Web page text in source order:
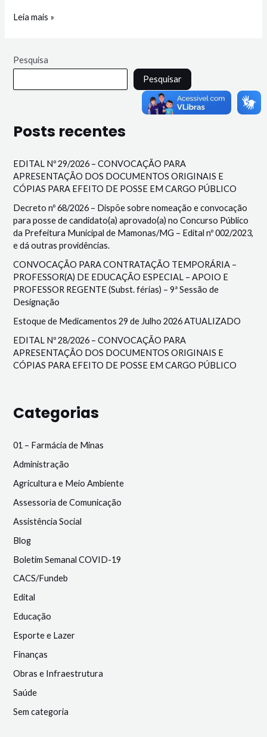
Leia mais »
Pesquisa
Pesquisar
Posts recentes
EDITAL Nº 29/2026 – CONVOCAÇÃO PARA
APRESENTAÇÃO DOS DOCUMENTOS ORIGINAIS E
CÓPIAS PARA EFEITO DE POSSE EM CARGO PÚBLICO
Decreto nº 68/2026 – Dispõe sobre nomeação e convocação
para posse de candidato(a) aprovado(a) no Concurso Público
da Prefeitura Municipal de Mamonas/MG – Edital nº 002/2023,
e dá outras providências.
CONVOCAÇÃO PARA CONTRATAÇÃO TEMPORÁRIA –
PROFESSOR(A) DE EDUCAÇÃO ESPECIAL – APOIO E
PROFESSOR REGENTE (Subst. férias) – 9ª Sessão de
Designação
Estoque de Medicamentos 29 de Julho 2026 ATUALIZADO
EDITAL Nº 28/2026 – CONVOCAÇÃO PARA
APRESENTAÇÃO DOS DOCUMENTOS ORIGINAIS E
CÓPIAS PARA EFEITO DE POSSE EM CARGO PÚBLICO
Categorias
01 – Farmácia de Minas
Administração
Agricultura e Meio Ambiente
Assessoria de Comunicação
Assistência Social
Blog
Boletim Semanal COVID-19
CACS/Fundeb
Edital
Educação
Esporte e Lazer
Finanças
Obras e Infraestrutura
Saúde
Sem categoria